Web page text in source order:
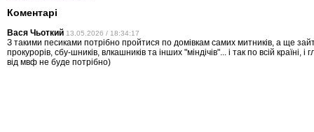
Коментарі
Вася Чьоткий 13.05.2026 / 18:34:17
З такими песиками потрібно пройтися по домівкам самих митників, а ще
прокурорів, сбу-шників, влкашників та інших "міндічів"... і так по всій країні, і
від мвф не буде потрібно)